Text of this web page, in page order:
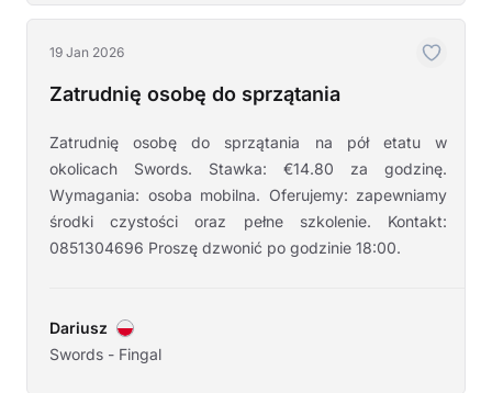
19 Jan 2026
Zatrudnię osobę do sprzątania
Zatrudnię osobę do sprzątania na pół etatu w
okolicach Swords. Stawka: €14.80 za godzinę.
Wymagania: osoba mobilna. Oferujemy: zapewniamy
środki czystości oraz pełne szkolenie. Kontakt:
0851304696 Proszę dzwonić po godzinie 18:00.
Dariusz
Swords - Fingal